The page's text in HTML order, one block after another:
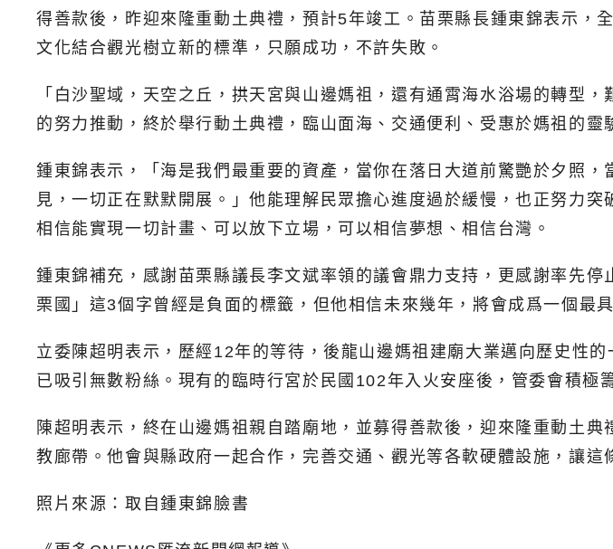
得善款後，昨迎來隆重動土典禮，預計5年竣工。苗栗縣長鍾東錦表示，
文化結合觀光樹立新的標準，只願成功，不許失敗。
「白沙聖域，天空之丘，拱天宮與山邊媽祖，還有通霄海水浴場的轉型
的努力推動，終於舉行動土典禮，臨山面海、交通便利、受惠於媽祖的靈
鍾東錦表示，「海是我們最重要的資產，當你在落日大道前驚艷於夕照
見，一切正在默默開展。」他能理解民眾擔心進度過於緩慢，也正努力
相信能實現一切計畫、可以放下立場，可以相信夢想、相信台灣。
鍾東錦補充，感謝苗栗縣議長李文斌率領的議會鼎力支持，更感謝率先
栗國」這3個字曾經是負面的標籤，但他相信未來幾年，將會成爲一個最
立委陳超明表示，歷經12年的等待，後龍山邊媽祖建廟大業邁向歷史性
已吸引無數粉絲。現有的臨時行宮於民國102年入火安座後，管委會積極
陳超明表示，終在山邊媽祖親自踏廟地，並募得善款後，迎來隆重動土
教廊帶。他會與縣政府一起合作，完善交通、觀光等各軟硬體設施，讓
照片來源：取自鍾東錦臉書